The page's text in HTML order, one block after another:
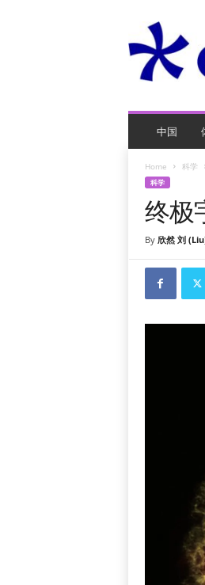
O
游
中国
Home 科学
科学
终极
By 欣然 刘